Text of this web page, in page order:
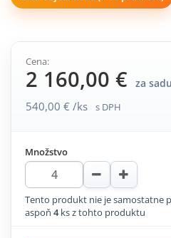
Cena:
2 160,00 € za sadu
540,00 € /ks s DPH
Množstvo
Tento produkt nie je samostatne
aspoň 4ks z tohto produktu